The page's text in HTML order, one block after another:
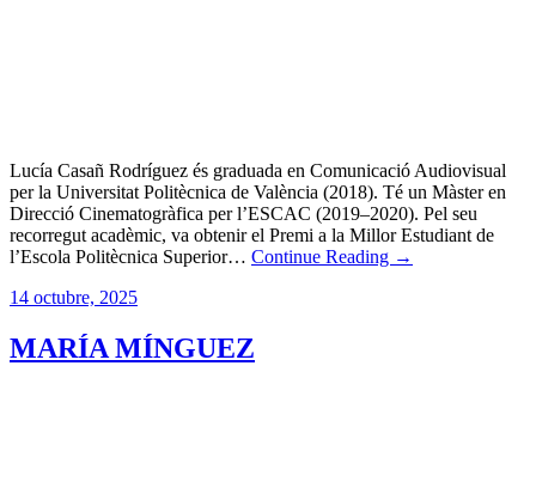
Lucía Casañ Rodríguez és graduada en Comunicació Audiovisual
per la Universitat Politècnica de València (2018). Té un Màster en
Direcció Cinematogràfica per l’ESCAC (2019–2020). Pel seu
recorregut acadèmic, va obtenir el Premi a la Millor Estudiant de
l’Escola Politècnica Superior… Continue Reading →
14 octubre, 2025
MARÍA MÍNGUEZ